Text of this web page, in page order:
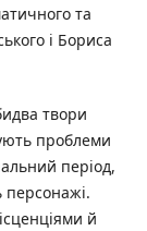
та
і Бориса
твори
проблеми
період,
персонажі.
й